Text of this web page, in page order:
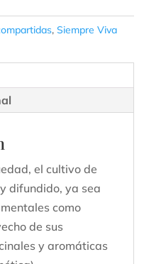
, Siempre Viva
el cultivo de
difundido, ya sea
como
de sus
y aromáticas